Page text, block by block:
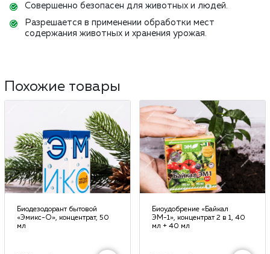
Совершенно безопасен для животных и людей.
Разрешается в применении обработки мест
содержания животных и хранения урожая.
Похожие товары
Биодезодорант бытовой
«Эмикс-О», концентрат, 50
мл
Биоудобрение «Байкал
ЭМ-1», концентрат 2 в 1, 40
мл + 40 мл